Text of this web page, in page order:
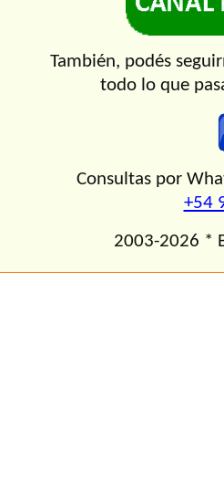
También, podés
todo lo que
Consultas por
+54
2003-2026 *